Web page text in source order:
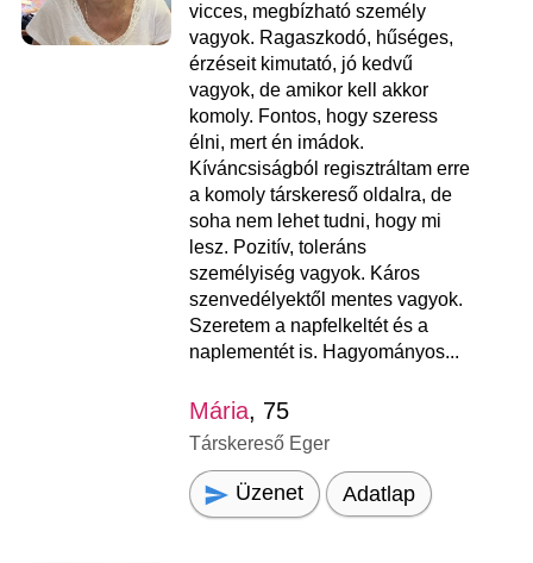
vicces, megbízható személy
vagyok. Ragaszkodó, hűséges,
érzéseit kimutató, jó kedvű
vagyok, de amikor kell akkor
komoly. Fontos, hogy szeress
élni, mert én imádok.
Kíváncsiságból regisztráltam erre
a komoly társkereső oldalra, de
soha nem lehet tudni, hogy mi
lesz. Pozitív, toleráns
személyiség vagyok. Káros
szenvedélyektől mentes vagyok.
Szeretem a napfelkeltét és a
naplementét is. Hagyományos...
Mária, 75
Társkereső Eger
Üzenet Adatlap